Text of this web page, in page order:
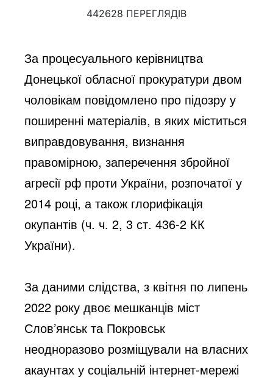
442628 ПЕРЕГЛЯДІВ
За процесуального керівництва
Донецької обласної прокуратури двом
чоловікам повідомлено про підозру у
поширенні матеріалів, в яких міститься
виправдовування, визнання
правомірною, заперечення збройної
агресії рф проти України, розпочатої у
2014 році, а також глорифікація
окупантів (ч. ч. 2, 3 ст. 436-2 КК
України).
За даними слідства, з квітня по липень
2022 року двоє мешканців міст
Слов’янськ та Покровськ
неодноразово розміщували на власних
акаунтах у соціальній інтернет-мережі